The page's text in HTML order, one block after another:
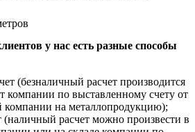
у нас есть разные способы
(безналичный расчет производится
компании по выставленному счету от
компании на металлопродукцию);
расчет можно произвести в